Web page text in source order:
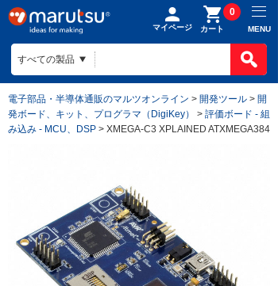
マイページ カート
0
MENU
電子部品・半導体通販のマルツオンライン > 開発ツール > 開
発ボード、キット、プログラマ（DigiKey）
> 評価ボード - 組
み込み - MCU、DSP > XMEGA-C3 XPLAINED ATXMEGA384